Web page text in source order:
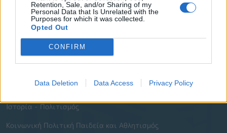
Retention, Sale, and/or Sharing of my
Personal Data that Is Unrelated with the
Purposes for which it was collected.
Opted Out
CONFIRM
Data Deletion Data Access Privacy Policy
Ενότητες Ιστοτόπου
Διοίκηση και Ηλεκτρονική Διακυβέρνηση
Διεθνείς Συνεργασίες
Ιστορία - Πολιτισμός
Κοινωνική Πολιτική Παιδεία και Αθλητισμός